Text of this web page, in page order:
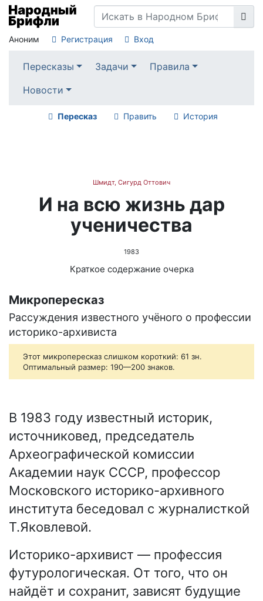
Аноним Регистрация Вход
Пересказы Задачи
Правила
Новости
Пересказ Править История
Шмидт, Сигурд Оттович
И на всю жизнь дар
ученичества
1983
Краткое содержание очерка
Микропересказ
Рассуждения известного учёного о профессии
историко-архивиста
Этот микропересказ слишком короткий: 61 зн.
Оптимальный размер: 190—200 знаков.
В 1983 году известный историк,
источниковед, председатель
Археографической комиссии
Академии наук СССР, профессор
Московского историко-архивного
института беседовал с журналисткой
Т.Яковлевой.
Историко-архивист — профессия
футурологическая. От того, что он
найдёт и сохранит, зависят будущие